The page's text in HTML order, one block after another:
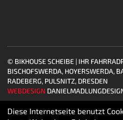
© BIKHOUSE SCHEIBE | IHR
BISCHOFSWERDA, HOYERSWERDA,
RADEBERG, PULSNITZ, DRESDEN
WEBDESIGN
Diese Internetseite benutzt